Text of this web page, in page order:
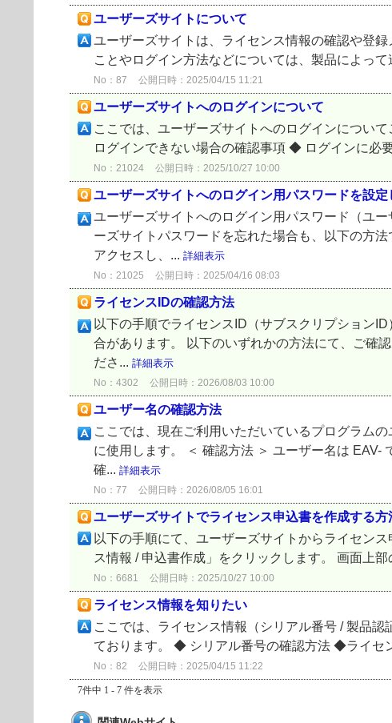
ユーザーズサイトについて
ユーザーズサイトは、ライセンス情報の確認や登
ことやログイン方法などについては、製品によっ
No：87 公開日時：2025/04/15 11:21
ユーザーズサイトへのログインについて
ここでは、ユーザーズサイトへのログインについ
ログインできない場合の確認事項 ◆ ログインに
No：21024 公開日時：2025/10/27 10:00
ユーザーズサイトへのログイン用パスワードを設定
ユーザーズサイトへのログイン用パスワード（ユ
ーズサイトパスワードを忘れた場合も、以下の方
アクセスし、... 詳細表示
No：21025 公開日時：2025/04/16 08:03
ライセンスIDの確認方法
以下の手順でライセンスID（サブスクリプション
合があります。 以下のいずれかの方法にて、ご確
ださ... 詳細表示
No：4302 公開日時：2026/08/03 10:00
ユーザー名の確認方法
ここでは、現在ご利用いただいているプログラム
に使用します。 ＜ 確認方法 ＞ ユーザー名は
確... 詳細表示
No：77 公開日時：2026/08/05 16:01
ユーザーズサイトでライセンス申込書を作成する方
以下の手順にて、ユーザーズサイトからライセン
ス情報 / 申込書作成」をクリックします。 画面上
No：6681 公開日時：2025/10/27 10:00
ライセンス情報を知りたい
ここでは、ライセンス情報（シリアル番号 / 製品
ております。 ◆ シリアル番号の確認方法 ◆ライセ
No：82 公開日時：2025/04/15 11:22
7件中 1 - 7 件を表示